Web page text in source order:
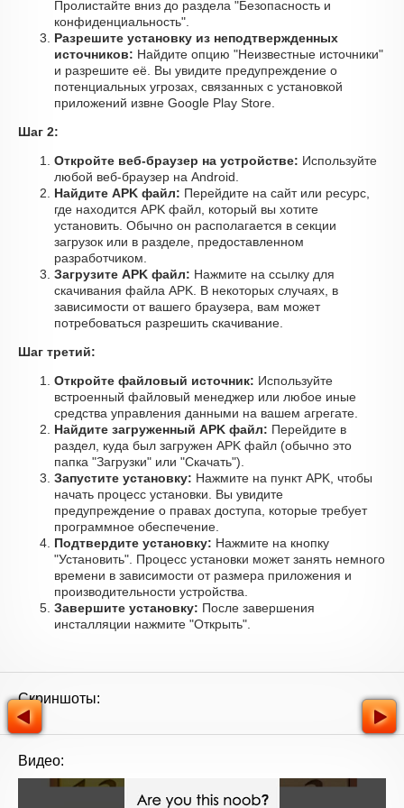
Пролистайте вниз до раздела "Безопасность и
конфиденциальность".
Разрешите установку из неподтвержденных
источников: Найдите опцию "Неизвестные источники"
и разрешите её. Вы увидите предупреждение о
потенциальных угрозах, связанных с установкой
приложений извне Google Play Store.
Шаг 2:
Откройте веб-браузер на устройстве: Используйте
любой веб-браузер на Android.
Найдите APK файл: Перейдите на сайт или ресурс,
где находится APK файл, который вы хотите
установить. Обычно он располагается в секции
загрузок или в разделе, предоставленном
разработчиком.
Загрузите APK файл: Нажмите на ссылку для
скачивания файла APK. В некоторых случаях, в
зависимости от вашего браузера, вам может
потребоваться разрешить скачивание.
Шаг третий:
Откройте файловый источник: Используйте
встроенный файловый менеджер или любое иные
средства управления данными на вашем агрегате.
Найдите загруженный APK файл: Перейдите в
раздел, куда был загружен APK файл (обычно это
папка "Загрузки" или "Скачать").
Запустите установку: Нажмите на пункт APK, чтобы
начать процесс установки. Вы увидите
предупреждение о правах доступа, которые требует
программное обеспечение.
Подтвердите установку: Нажмите на кнопку
"Установить". Процесс установки может занять немного
времени в зависимости от размера приложения и
производительности устройства.
Завершите установку: После завершения
инсталляции нажмите "Открыть".
Скриншоты:
Видео: